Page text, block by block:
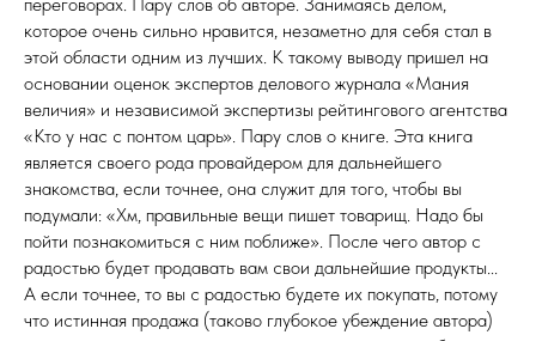
которое очень сильно нравится, незаметно для себя стал в
этой области одним из лучших. К такому выводу пришел на
основании оценок экспертов делового журнала «Мания
величия» и независимой экспертизы рейтингового агентства
«Кто у нас с понтом царь». Пару слов о книге. Эта книга
является своего рода провайдером для дальнейшего
знакомства, если точнее, она служит для того, чтобы вы
подумали: «Хм, правильные вещи пишет товарищ. Надо бы
пойти познакомиться с ним поближе». После чего автор с
радостью будет продавать вам свои дальнейшие продукты...
А если точнее, то вы с радостью будете их покупать, потому
что истинная продажа (таково глубокое убеждение автора)